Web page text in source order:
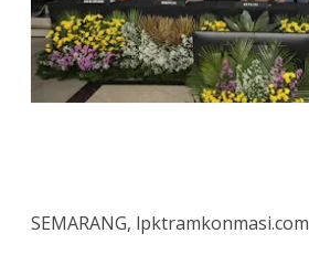
SEMARANG, lpktramkonmasi.com